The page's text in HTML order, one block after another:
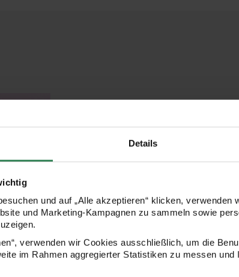
Details
und auf „Alle akzeptieren“ klicken,
und Marketing-Kampagnen zu sammeln sowie
verwenden wir Cookies ausschließlich, um die
im Rahmen aggregierter Statistiken zu messen